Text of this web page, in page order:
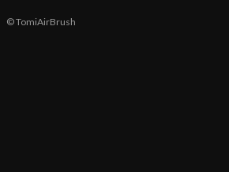
© TomiAirBrush